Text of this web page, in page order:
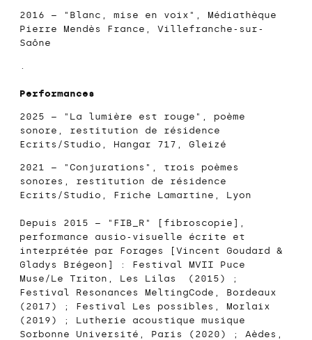
2016 – "Blanc, mise en voix", Médiathèque
Pierre Mendès France , Villefranche-sur-
Saône
.
Performances
2025 – "La lumière est rouge", poème
sonore, restitution de résidence
Ecrits/Studio, Hangar 717, Gleizé
2021 – "Conjurations", trois poèmes
sonores, restitution de résidence
Ecrits/Studio, Friche Lamartine, Lyon
Depuis 2015 – "FIB_R" [fibroscopie],
performance ausio-visuelle écrite et
interprétée par Forages [ Vincent Goudard
&
Gladys Brégeon] : Festival MVII Puce
Muse/Le Triton, Les Lilas (2015) ;
Festival Resonances MeltingCode , Bordeaux
(2017) ; Festival Les possibles , Morlaix
(2019) ; Lutherie acoustique musique
Sorbonne Université, Paris (2020) ; Aèdes,